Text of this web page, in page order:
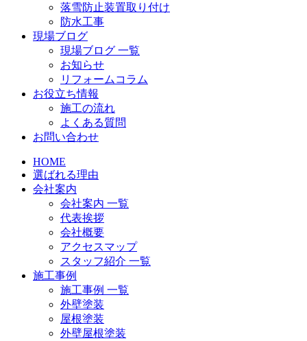
落雪防止装置取り付け
防水工事
現場ブログ
現場ブログ 一覧
お知らせ
リフォームコラム
お役立ち情報
施工の流れ
よくある質問
お問い合わせ
HOME
選ばれる理由
会社案内
会社案内 一覧
代表挨拶
会社概要
アクセスマップ
スタッフ紹介 一覧
施工事例
施工事例 一覧
外壁塗装
屋根塗装
外壁屋根塗装